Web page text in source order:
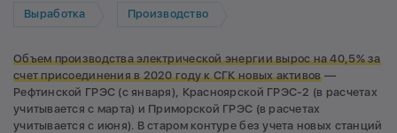
Выработка Производство
Объем производства электрической энергии вырос на 40,5% за
счет присоединения в 2020 году к СГК новых активов—
Рефтинской ГРЭС (с января), Красноярской ГРЭС-2 (в расчетах
учитывается с марта) и Приморской ГРЭС (в расчетах
учитывается с июня). В старом контуре без учета новых станций